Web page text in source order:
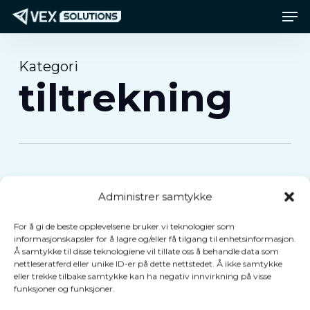
Administrer samtykke
For å gi de beste opplevelsene bruker vi teknologier som
informasjonskapsler for å lagre og/eller få tilgang til enhetsinformasjon.
Å samtykke til disse teknologiene vil tillate oss å behandle data som
nettleseratferd eller unike ID-er på dette nettstedet. Å ikke samtykke
eller trekke tilbake samtykke kan ha negativ innvirkning på visse
funksjoner og funksjoner.
Kategori
tiltrekning
VEX
PartyDash:
En
mixed
tiltrekning Blogg
introduserer
VEX
PartyDash:
En mixed
reality-
arkadeopplevelse
Meny